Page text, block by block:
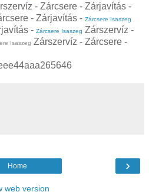
- Zárcsere - Zárjavítás -
- Zárjavítás - Zárcsere Isaszeg
- Zárcsere Isaszeg Zárszervíz -
Isaszeg Zárszervíz - Zárcsere -
›
Home
web version